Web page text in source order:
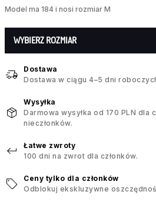
Model ma 184 i nosi rozmiar M
WYBIERZ ROZMIAR
Dostawa
Dostawa w ciągu 4–5 dni
Wysyłka
Darmowa wysyłka od 170 PLN dla
nieczłonków.
Łatwe zwroty
100 dni na zwrot dla członków.
Ceny tylko dla członków
Odblokuj ekskluzywne